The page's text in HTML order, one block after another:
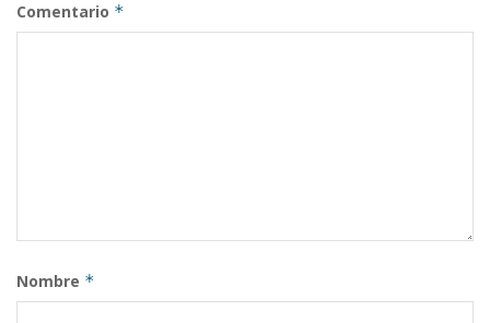
Comentario *
Nombre *